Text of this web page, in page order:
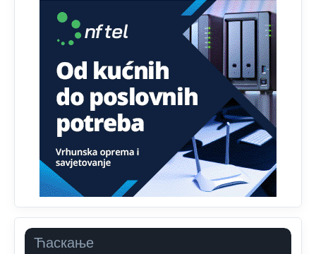
Ћаскање
dok si ziv gaji tri stvari dobrotu,pamet i
prijateljstvo!!
Анонимно2806721
791 BiH nije priznala Kosovo kao nezavisnu državu jer
genocidna tvorevina pravi smetnju a recimo Srbija je
davno priznala.Nasvakom proizvodu iz Srbije stoji -
uvoznik za Kosovo
Анонимно2806721
Sve i da se nekim čudom vojska Srbije "vrati" na
Kosovo-kome će se vratiti? Gdje je dobrodošla i koga
da brani? A imamo vojsku Kosova kojoj želimo svako
dobro i da se što bolje opreme
i mi tebi želimo dug život i tešku bolest